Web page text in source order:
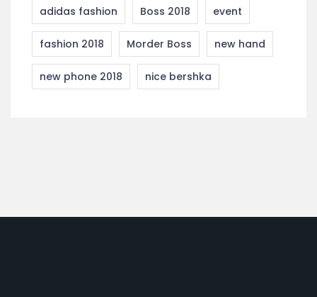
adidas fashion Boss 2018 event
fashion 2018 Morder Boss new hand
new phone 2018 nice bershka